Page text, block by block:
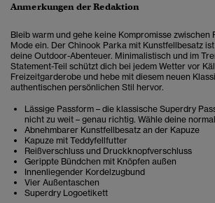
Anmerkungen der Redaktion
Bleib warm und gehe keine Kompromisse zwischen
Mode ein. Der Chinook Parka mit Kunstfellbesatz
deine Outdoor-Abenteuer. Minimalistisch und im
Statement-Teil schützt dich bei jedem Wetter vor
Freizeitgarderobe und hebe mit diesem neuen
authentischen persönlichen Stil hervor.
Lässige Passform – die klassische Superdry
nicht zu weit – genau richtig. Wähle deine
Abnehmbarer Kunstfellbesatz an der Kapuze
Kapuze mit Teddyfellfutter
Reißverschluss und Druckknopfverschluss
Gerippte Bündchen mit Knöpfen außen
Innenliegender Kordelzugbund
Vier Außentaschen
Superdry Logoetikett